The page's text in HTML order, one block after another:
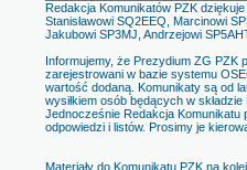
Redakcja Komunikatów PZK
Stanisławowi SQ2EEQ, Marcinowi
Jakubowi SP3MJ, Andrzejowi
Informujemy, że Prezydium ZG PZK
zarejestrowani w bazie systemu
wartość dodaną. Komunikaty są od
wysiłkiem osób będących w składzie
Jednocześnie Redakcja Komunikatu
odpowiedzi i listów. Prosimy je
Materiały do Komunikatu PZK na